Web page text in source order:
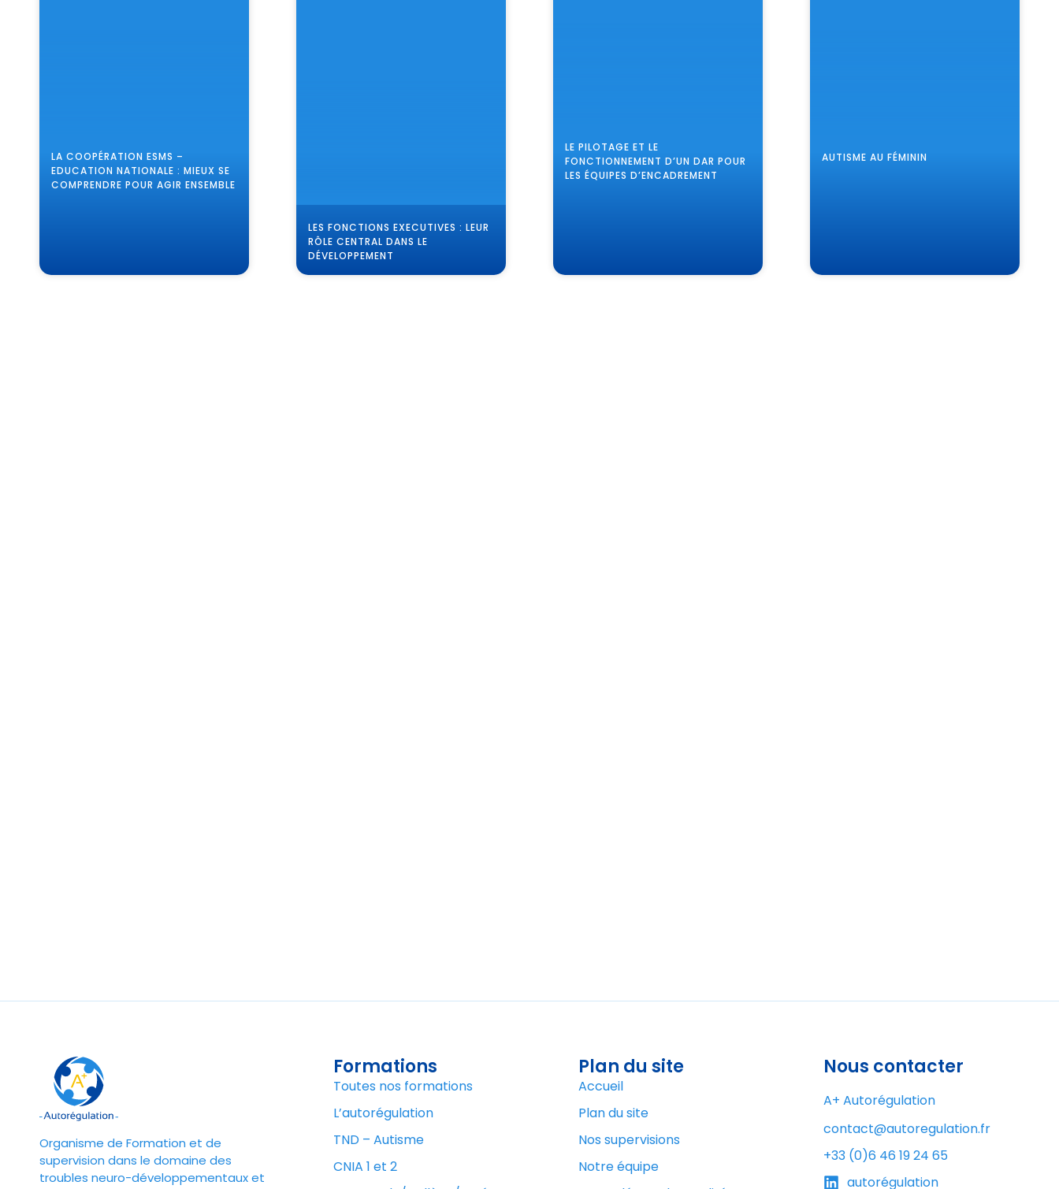
​LA COOPÉRATION ESMS –
EDUCATION NATIONALE : MIEUX SE
COMPRENDRE POUR AGIR ENSEMBLE
LES FONCTIONS EXECUTIVES : LEUR
RÔLE CENTRAL DANS LE
DÉVELOPPEMENT
LE PILOTAGE ET LE
FONCTIONNEMENT D’UN DAR POUR
LES ÉQUIPES D’ENCADREMENT
AUTISME AU FÉMININ
Organisme de Formation et de
supervision dans le domaine des
troubles neuro-développementaux et
Formations
Toutes nos formations
L’autorégulation
TND – Autisme
CNIA 1 et 2
Plan du site
Accueil
Plan du site
Nos supervisions
Notre équipe
Nous contacter
A+ Autorégulation
contact@autoregulation.fr
+33 (0)6 46 19 24 65
autorégulation